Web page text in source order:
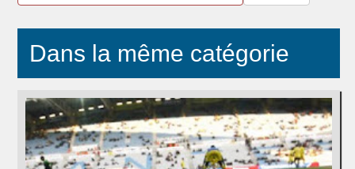
Dans la même catégorie